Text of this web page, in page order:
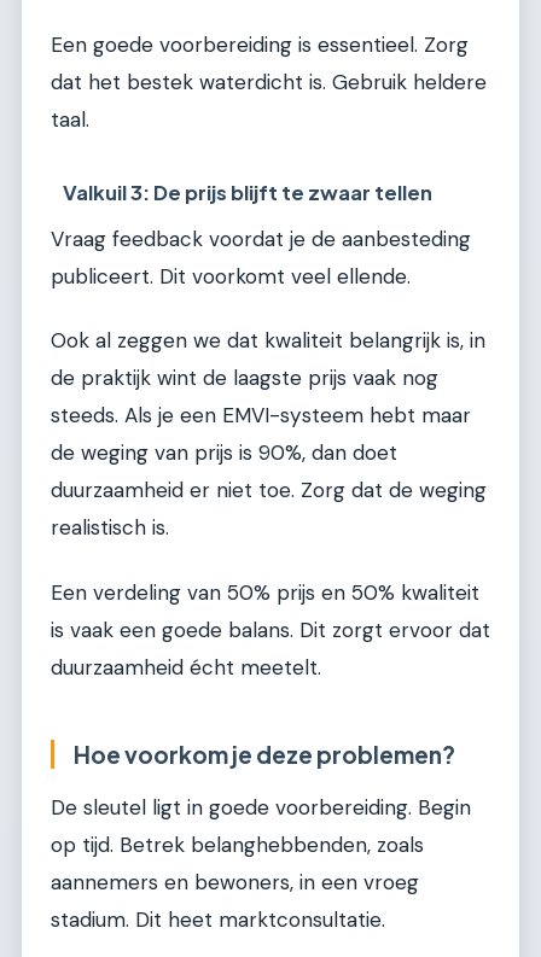
Een goede voorbereiding is essentieel. Zorg
dat het bestek waterdicht is. Gebruik heldere
taal.
Valkuil 3: De prijs blijft te zwaar tellen
Vraag feedback voordat je de aanbesteding
publiceert. Dit voorkomt veel ellende.
Ook al zeggen we dat kwaliteit belangrijk is, in
de praktijk wint de laagste prijs vaak nog
steeds. Als je een EMVI-systeem hebt maar
de weging van prijs is 90%, dan doet
duurzaamheid er niet toe. Zorg dat de weging
realistisch is.
Een verdeling van 50% prijs en 50% kwaliteit
is vaak een goede balans. Dit zorgt ervoor dat
duurzaamheid écht meetelt.
Hoe voorkom je deze problemen?
De sleutel ligt in goede voorbereiding. Begin
op tijd. Betrek belanghebbenden, zoals
aannemers en bewoners, in een vroeg
stadium. Dit heet marktconsultatie.